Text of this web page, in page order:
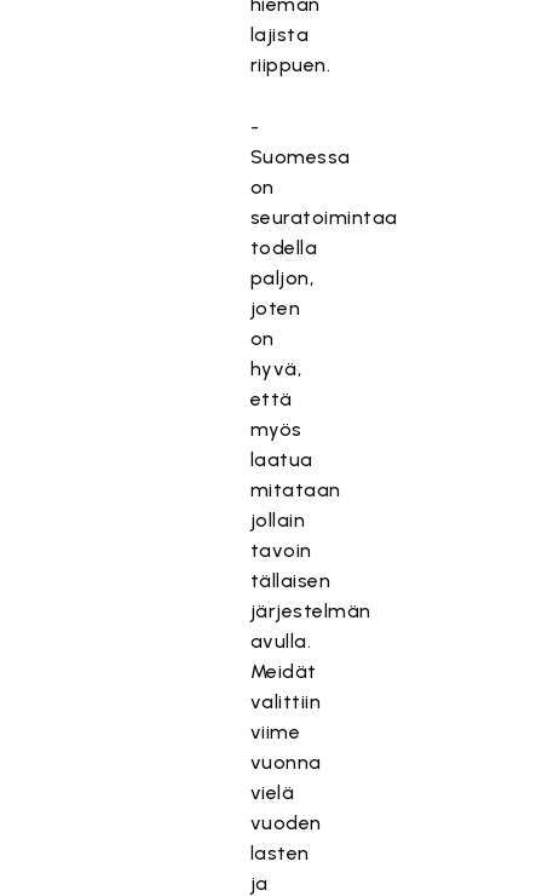
lajista
riippuen.
-
Suomessa
on
seuratoimintaa
todella
paljon,
joten
on
hyvä,
että
myös
laatua
mitataan
jollain
tavoin
tällaisen
järjestelmän
avulla.
Meidät
valittiin
viime
vuonna
vielä
vuoden
lasten
ja